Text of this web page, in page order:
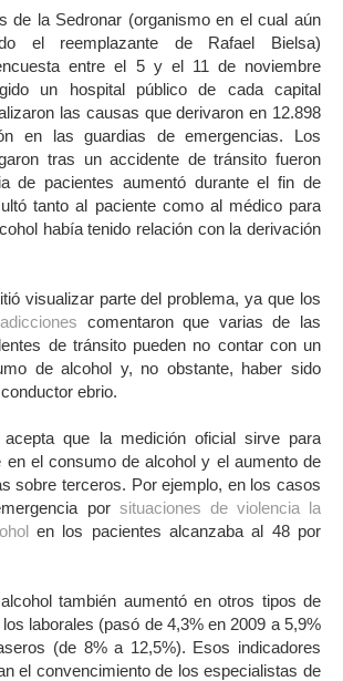
de la Sedronar (organismo en el cual aún
el reemplazante de Rafael Bielsa)
entre el 5 y el 11 de noviembre
un hospital público de cada capital
las causas que derivaron en 12.898
en las guardias de emergencias. Los
tras un accidente de tránsito fueron
de pacientes aumentó durante el fin de
tanto al paciente como al médico para
había tenido relación con la derivación
visualizar parte del problema, ya que los
comentaron que varias de las
de tránsito pueden no contar con un
de alcohol y, no obstante, haber sido
ebrio.
que la medición oficial sirve para
en el consumo de alcohol y el aumento de
sobre terceros. Por ejemplo, en los casos
por situaciones de violencia la
en los pacientes alcanzaba al 48 por
también aumentó en otros tipos de
laborales (pasó de 4,3% en 2009 a 5,9%
(de 8% a 12,5%). Esos indicadores
el convencimiento de los especialistas de